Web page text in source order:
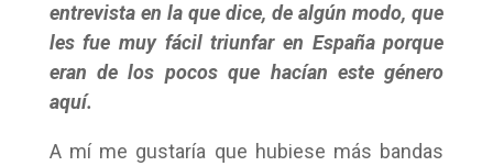
entrevista en la que dice, de algún modo, que
les fue muy fácil triunfar en España porque
eran de los pocos que hacían este género
aquí.
A mí me gustaría que hubiese más bandas